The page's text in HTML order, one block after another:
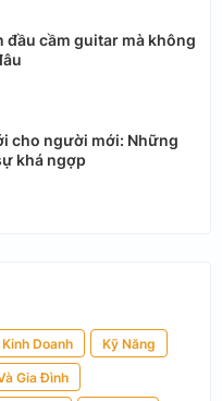
đầu cầm guitar mà không
cho người mới: Những
khá ngợp
Kinh Doanh Kỹ Năng
Gia Đình